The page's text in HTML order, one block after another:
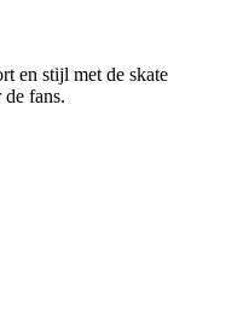
en stijl met de skate
fans.